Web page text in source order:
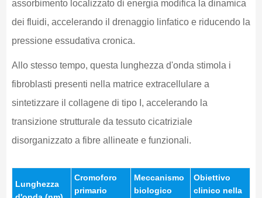
assorbimento localizzato di energia modifica la dinamica
dei fluidi, accelerando il drenaggio linfatico e riducendo la
pressione essudativa cronica.
Allo stesso tempo, questa lunghezza d'onda stimola i
fibroblasti presenti nella matrice extracellulare a
sintetizzare il collagene di tipo I, accelerando la
transizione strutturale da tessuto cicatriziale
disorganizzato a fibre allineate e funzionali.
Lunghezza
Cromoforo
primario
Meccanismo
biologico
Obiettivo
clinico nella